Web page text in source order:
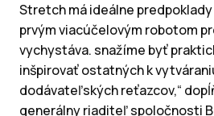
Stretch má ideálne
prvým viacúčelovým robotom
vychystáva. snažíme byť
inšpirovať ostatných k
dodávateľských reťazcov,“
generálny riaditeľ spoločnosti